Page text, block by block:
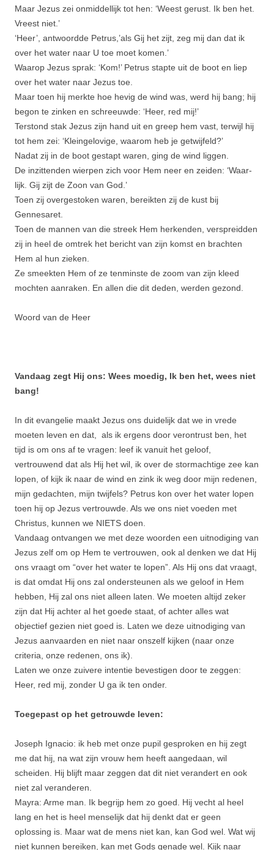
Maar Jezus zei onmiddellijk tot hen: ‘Weest gerust. Ik ben het.
Vreest niet.’
‘Heer’, antwoordde Petrus,’als Gij het zijt, zeg mij dan dat ik
over het water naar U toe moet komen.’
Waarop Jezus sprak: ‘Kom!’ Petrus stapte uit de boot en liep
over het water naar Jezus toe.
Maar toen hij merkte hoe hevig de wind was, werd hij bang; hij
begon te zinken en schreeuwde: ‘Heer, red mij!’
Terstond stak Jezus zijn hand uit en greep hem vast, terwijl hij
tot hem zei: ‘Kleingelovige, waarom heb je getwijfeld?’
Nadat zij in de boot gestapt waren, ging de wind liggen.
De inzittenden wierpen zich voor Hem neer en zeiden: ‘Waar­
lijk. Gij zijt de Zoon van God.’
Toen zij overgestoken waren, bereikten zij de kust bij
Gennesaret.
Toen de mannen van die streek Hem herkenden, verspreidden
zij in heel de omtrek het bericht van zijn komst en brachten
Hem al hun zieken.
Ze smeekten Hem of ze tenminste de zoom van zijn kleed
mochten aanraken. En allen die dit deden, werden gezond.
Woord van de Heer
Vandaag zegt Hij ons: Wees moedig, Ik ben het, wees niet
bang!
In dit evangelie maakt Jezus ons duidelijk dat we in vrede
moeten leven en dat, als ik ergens door verontrust ben, het
tijd is om ons af te vragen: leef ik vanuit het geloof,
vertrouwend dat als Hij het wil, ik over de stormachtige zee kan
lopen, of kijk ik naar de wind en zink ik weg door mijn redenen,
mijn gedachten, mijn twijfels? Petrus kon over het water lopen
toen hij op Jezus vertrouwde. Als we ons niet voeden met
Christus, kunnen we NIETS doen.
Vandaag ontvangen we met deze woorden een uitnodiging van
Jezus zelf om op Hem te vertrouwen, ook al denken we dat Hij
ons vraagt om “over het water te lopen”. Als Hij ons dat vraagt,
is dat omdat Hij ons zal ondersteunen als we geloof in Hem
hebben, Hij zal ons niet alleen laten. We moeten altijd zeker
zijn dat Hij achter al het goede staat, of achter alles wat
objectief gezien niet goed is. Laten we deze uitnodiging van
Jezus aanvaarden en niet naar onszelf kijken (naar onze
criteria, onze redenen, ons ik).
Laten we onze zuivere intentie bevestigen door te zeggen:
Heer, red mij, zonder U ga ik ten onder.
Toegepast op het getrouwde leven:
Joseph Ignacio: ik heb met onze pupil gesproken en hij zegt
me dat hij, na wat zijn vrouw hem heeft aangedaan, wil
scheiden. Hij blijft maar zeggen dat dit niet verandert en ook
niet zal veranderen.
Mayra: Arme man. Ik begrijp hem zo goed. Hij vecht al heel
lang en het is heel menselijk dat hij denkt dat er geen
oplossing is. Maar wat de mens niet kan, kan God wel. Wat wij
niet kunnen bereiken, kan met Gods genade wel. Kijk naar